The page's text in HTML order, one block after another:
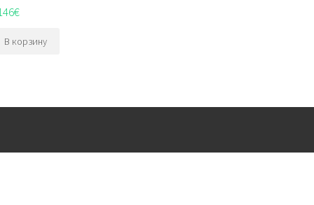
€
В корзину